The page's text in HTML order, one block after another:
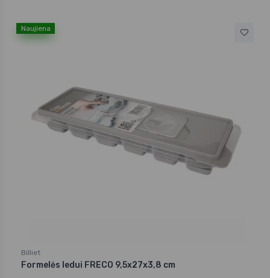
Naujiena
Billiet
Formelės ledui FRECO 9,5x27x3,8 cm